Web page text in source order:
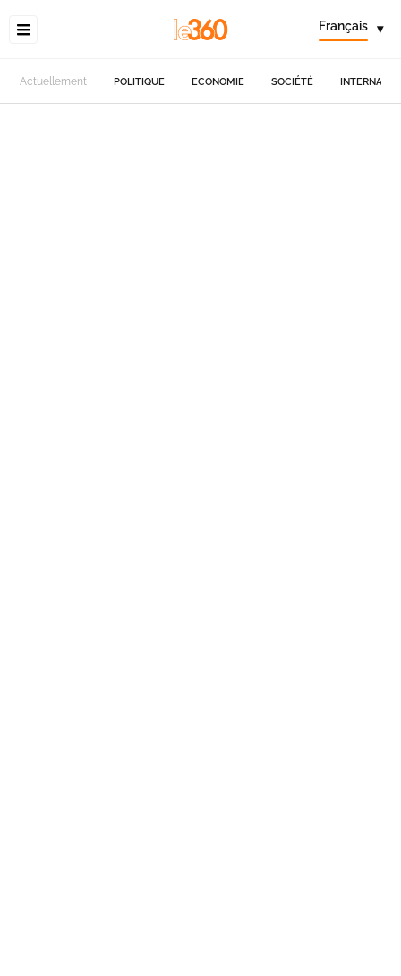
Français ▾
Actuellement POLITIQUE ECONOMIE SOCIÉTÉ